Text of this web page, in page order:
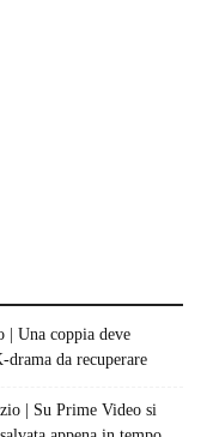
| Una coppia deve
drama da recuperare
| Su Prime Video si